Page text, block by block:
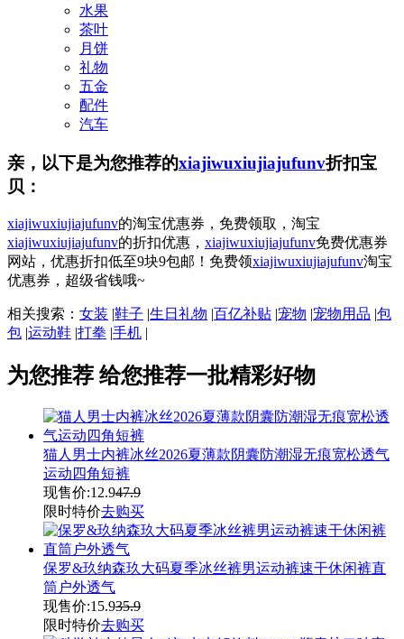
水果
茶叶
月饼
礼物
五金
配件
汽车
亲，以下是为您推荐的xiajiwuxiujiajufunv折扣宝
贝：
xiajiwuxiujiajufunv的淘宝优惠券，免费领取，淘宝
xiajiwuxiujiajufunv的折扣优惠， xiajiwuxiujiajufunv免费优惠券
网站，优惠折扣低至9块9包邮！免费领xiajiwuxiujiajufunv淘宝
优惠券，超级省钱哦~
相关搜索： 女装 |鞋子 |生日礼物 |百亿补贴 |宠物 |宠物用品 |包
包 |运动鞋 |打拳 |手机 |
为您推荐 给您推荐一批精彩好物
猫人男士内裤冰丝2026夏薄款阴囊防潮湿无痕宽松透气
运动四角短裤
现售价:12.947.9
限时特价去购买
保罗&玖纳森玖大码夏季冰丝裤男运动裤速干休闲裤直
筒户外透气
现售价:15.935.9
限时特价去购买